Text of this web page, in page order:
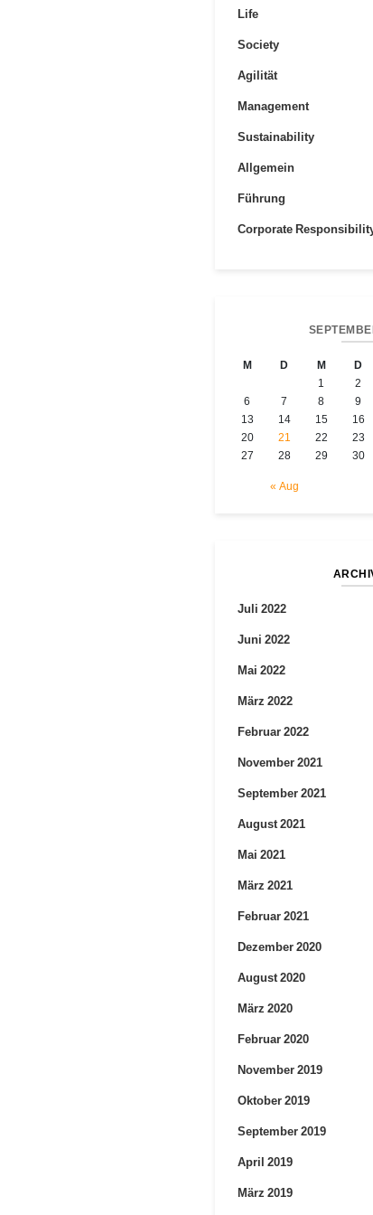
Life
Society
Agilität
Management
Sustainability
Allgemein
Führung
Corporate
M D M D
« Aug
1 2
6
7 8 9
13
14 15 16
20
21 22 23
27
28 29 30
Juli 2022
Juni 2022
Mai 2022
März 2022
Februar 2022
November 2021
September 2021
August 2021
Mai 2021
März 2021
Februar 2021
Dezember 2020
August 2020
März 2020
Februar 2020
November 2019
Oktober 2019
September 2019
April 2019
März 2019